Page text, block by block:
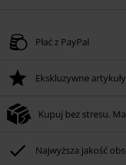
Płać z PayPal
Ekskluzywne
Kupuj bez stresu.
Najwyższa jakość